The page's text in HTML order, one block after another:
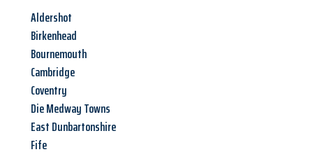
Aldershot
Birkenhead
Bournemouth
Cambridge
Coventry
Die Medway Towns
East Dunbartonshire
Fife